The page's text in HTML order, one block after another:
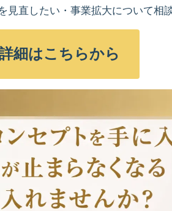
見直したい・事業拡大について相
細はこちらから